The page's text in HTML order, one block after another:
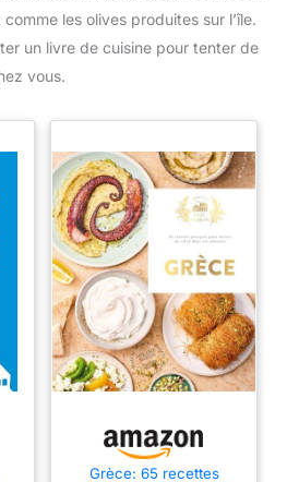
les olives produites sur l’île.
un livre de cuisine pour tenter de
vous.
Grèce: 65 recettes